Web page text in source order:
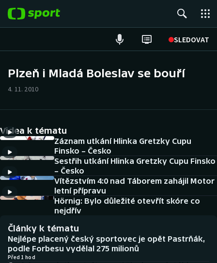
SLEDOVAT
Hokej
Tenis
Atletika
Cyklistika
DALŠÍ SPORTY
Americký fotbal
Baseball a softbal
Basketbal
NEPŘEHLÉDNĚTE
Soutěže
Historické návraty
Plzeň i Mladá Boleslav se bouří
4. 11. 2010
Videa k tématu
Záznam utkání Hlinka Gretzky Cupu
Finsko – Česko
Sestřih utkání Hlinka Gretzky Cupu Finsko
– Česko
Vítězstvím 4:0 nad Táborem zahájil Motor
letní přípravu
Hörnig: Bylo důležité otevřít skóre co
nejdřív
Články k tématu
Nejlépe placený český sportovec je opět Pastrňák,
podle Forbesu vydělal 275 milionů
Před 1 hod